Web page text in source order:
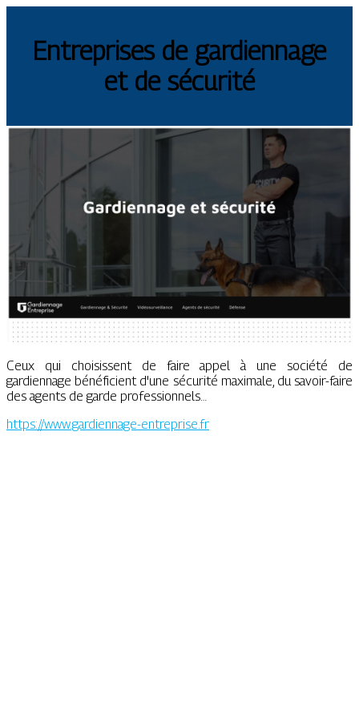
Entreprises de gardiennage
et de sécurité
Ceux qui choisissent de faire appel à une société de
gardiennage bénéficient d'une sécurité maximale, du savoir-faire
des agents de garde professionnels…
https://www.gardiennage-entreprise.fr